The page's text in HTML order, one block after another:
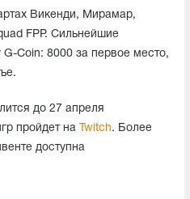
Викенди, Мирамар,
FPP. Сильнейшие
G-Coin: 8000 за первое место,
до 27 апреля
пройдет на Twitch. Более
доступна